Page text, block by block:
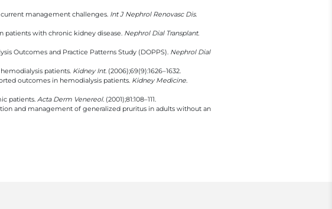
management challenges. Int J Nephrol Renovasc Dis.
patients with chronic kidney disease. Nephrol Dial Transplant.
Outcomes and Practice Patterns Study (DOPPS). Nephrol Dial
patients. Kidney Int. (2006);69(9):1626–1632.
outcomes in hemodialysis patients. Kidney Medicine.
patients. Acta Derm Venereol. (2001);81:108–111.
and management of generalized pruritus in adults without an